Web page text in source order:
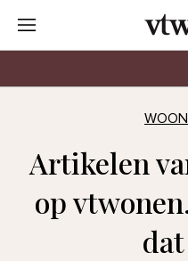
Artikelen
op